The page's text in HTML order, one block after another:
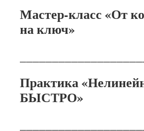
Мастер-класс «От
на ключ»
Практика
БЫСТРО»